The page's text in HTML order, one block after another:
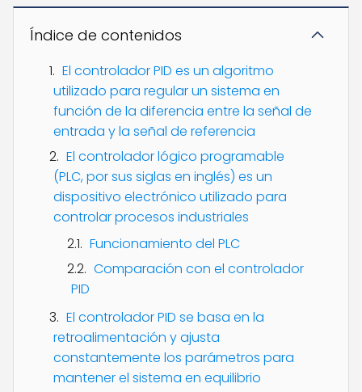
Índice de contenidos
El controlador PID es un algoritmo
utilizado para regular un sistema en
función de la diferencia entre la señal de
entrada y la señal de referencia
El controlador lógico programable
(PLC, por sus siglas en inglés) es un
dispositivo electrónico utilizado para
controlar procesos industriales
Funcionamiento del PLC
Comparación con el controlador
PID
El controlador PID se basa en la
retroalimentación y ajusta
constantemente los parámetros para
mantener el sistema en equilibrio